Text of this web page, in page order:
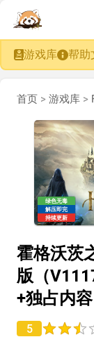
游戏库 帮助
首页 > 游戏库 >
绿色无毒
解压即完
持续更新
霍格沃茨
版（
+独占内容
5